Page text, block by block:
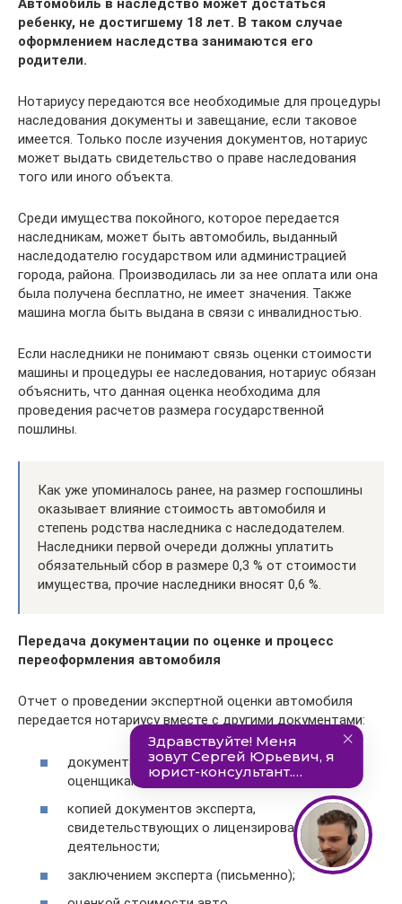
Автомобиль в наследство может достаться
ребенку, не достигшему 18 лет. В таком случае
оформлением наследства занимаются его
родители.
Нотариусу передаются все необходимые для процедуры
наследования документы и завещание, если таковое
имеется. Только после изучения документов, нотариус
может выдать свидетельство о праве наследования
того или иного объекта.
Среди имущества покойного, которое передается
наследникам, может быть автомобиль, выданный
наследодателю государством или администрацией
города, района. Производилась ли за нее оплата или она
была получена бесплатно, не имеет значения. Также
машина могла быть выдана в связи с инвалидностью.
Если наследники не понимают связь оценки стоимости
машины и процедуры ее наследования, нотариус обязан
объяснить, что данная оценка необходима для
проведения расчетов размера государственной
пошлины.
Как уже упоминалось ранее, на размер госпошлины
оказывает влияние стоимость автомобиля и
степень родства наследника с наследодателем.
Наследники первой очереди должны уплатить
обязательный сбор в размере 0,3 % от стоимости
имущества, прочие наследники вносят 0,6 %.
Передача документации по оценке и процесс
переоформления автомобиля
Отчет о проведении экспертной оценки автомобиля
передается нотариусу вместе с другими документами:
документацией, которая представлялась
оценщикам;
копией документов эксперта,
свидетельствующих о лицензировании его
деятельности;
заключением эксперта (письменно);